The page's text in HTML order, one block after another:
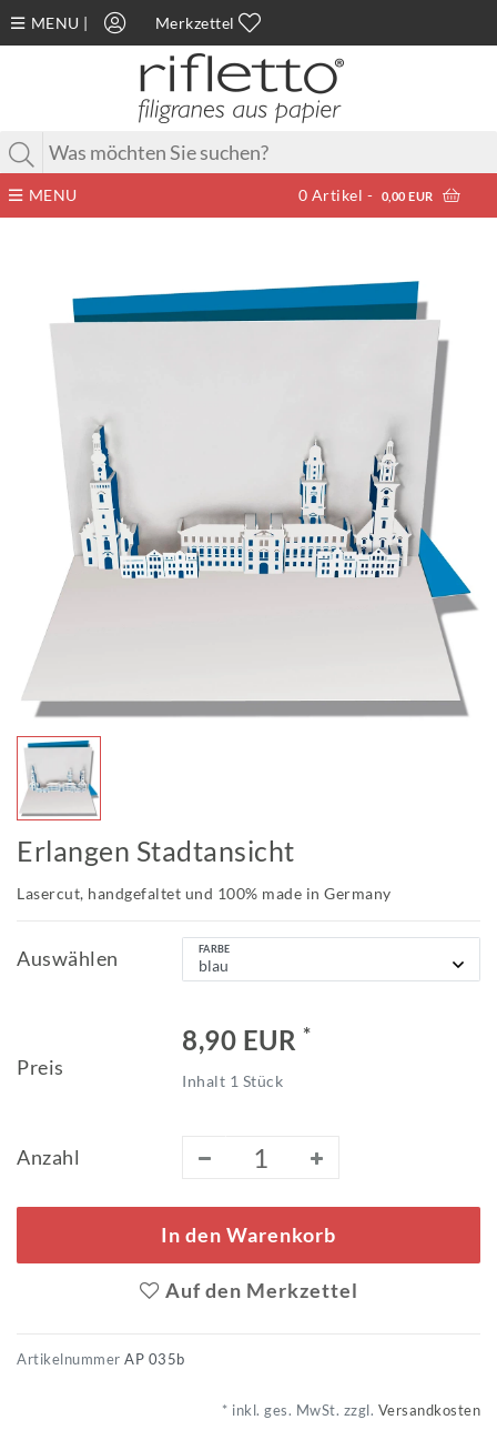
MENU Merkzettel
MENU 0 Artikel - 0,00 EUR
Erlangen Stadtansicht
Lasercut, handgefaltet und 100% made in Germany
Auswählen FARBE
Preis
8,90 EUR *
Inhalt 1 Stück
Anzahl
In den Warenkorb
Auf den Merkzettel
Artikelnummer AP 035b
* inkl. ges. MwSt. zzgl. Versandkosten